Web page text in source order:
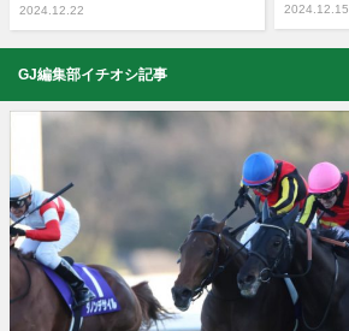
2024.12.22 2024.12.15
GJ編集部イチオシ記事